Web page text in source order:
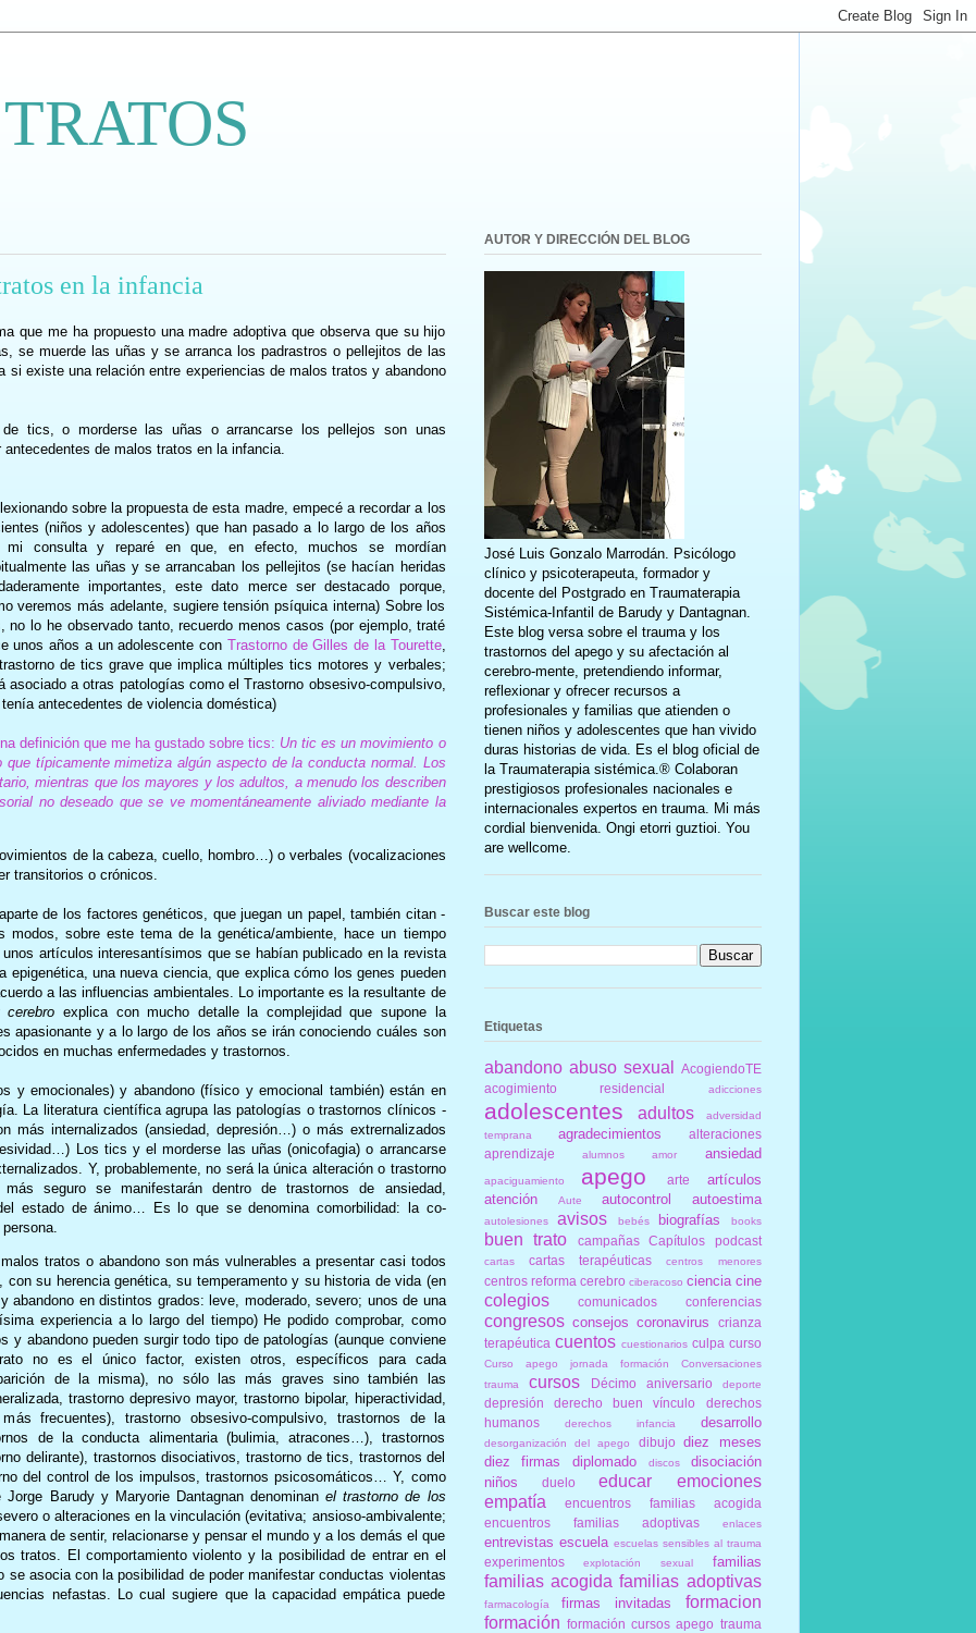
en la infancia
que me ha propuesto una madre adoptiva que observa que su hijo
se muerde las uñas y se arranca los padrastros o pellejitos de las
si existe una relación entre experiencias de malos tratos y abandono
tics, o morderse las uñas o arrancarse los pellejos son unas
de malos tratos en la infancia.
sobre la propuesta de esta madre, empecé a recordar a los
(niños y adolescentes) que han pasado a lo largo de los años
mi consulta y reparé en que, en efecto, muchos se mordían
las uñas y se arrancaban los pellejitos (se hacían heridas
importantes, este dato merce ser destacado porque,
veremos más adelante, sugiere tensión psíquica interna) Sobre los
no lo he observado tanto, recuerdo menos casos (por ejemplo, traté
unos años a un adolescente con Trastorno de Gilles de la Tourette,
de tics grave que implica múltiples tics motores y verbales;
asociado a otras patologías como el Trastorno obsesivo-compulsivo,
antecedentes de violencia doméstica)
definición que me ha gustado sobre tics: Un tic es un movimiento o
típicamente mimetiza algún aspecto de la conducta normal. Los
mientras que los mayores y los adultos, a menudo los describen
no deseado que se ve momentáneamente aliviado mediante la
de la cabeza, cuello, hombro…) o verbales (vocalizaciones
transitorios o crónicos.
de los factores genéticos, que juegan un papel, también citan -
modos, sobre este tema de la genética/ambiente, hace un tiempo
artículos interesantísimos que se habían publicado en la revista
epigenética, una nueva ciencia, que explica cómo los genes pueden
a las influencias ambientales. Lo importante es la resultante de
explica con mucho detalle la complejidad que supone la
apasionante y a lo largo de los años se irán conociendo cuáles son
en muchas enfermedades y trastornos.
y emocionales) y abandono (físico y emocional también) están en
La literatura científica agrupa las patologías o trastornos clínicos -
internalizados (ansiedad, depresión…) o más extrernalizados
Los tics y el morderse las uñas (onicofagia) o arrancarse
Y, probablemente, no será la única alteración o trastorno
seguro se manifestarán dentro de trastornos de ansiedad,
estado de ánimo… Es lo que se denomina comorbilidad: la co-
tratos o abandono son más vulnerables a presentar casi todos
con su herencia genética, su temperamento y su historia de vida (en
abandono en distintos grados: leve, moderado, severo; unos de una
experiencia a lo largo del tiempo) He podido comprobar, como
y abandono pueden surgir todo tipo de patologías (aunque conviene
no es el único factor, existen otros, específicos para cada
de la misma), no sólo las más graves sino también las
trastorno depresivo mayor, trastorno bipolar, hiperactividad,
frecuentes), trastorno obsesivo-compulsivo, trastornos de la
de la conducta alimentaria (bulimia, atracones…), trastornos
delirante), trastornos disociativos, trastorno de tics, trastornos del
del control de los impulsos, trastornos psicosomáticos… Y, como
Barudy y Maryorie Dantagnan denominanel trastorno de los
o alteraciones en la vinculación (evitativa; ansioso-ambivalente;
de sentir, relacionarse y pensar el mundo y a los demás el que
tratos. El comportamiento violento y la posibilidad de entrar en el
asocia con la posibilidad de poder manifestar conductas violentas
nefastas. Lo cual sugiere que la capacidad empática puede
AUTOR Y DIRECCIÓN DEL BLOG
José Luis Gonzalo Marrodán. Psicólogo
clínico y psicoterapeuta, formador y
docente del Postgrado en Traumaterapia
Sistémica-Infantil de Barudy y Dantagnan.
Este blog versa sobre el trauma y los
trastornos del apego y su afectación al
cerebro-mente, pretendiendo informar,
reflexionar y ofrecer recursos a
profesionales y familias que atienden o
tienen niños y adolescentes que han vivido
duras historias de vida. Es el blog oficial de
la Traumaterapia sistémica.® Colaboran
prestigiosos profesionales nacionales e
internacionales expertos en trauma. Mi más
cordial bienvenida. Ongi etorri guztioi. You
are wellcome.
Buscar este blog
Etiquetas
abandono abuso sexual
AcogiendoTE
acogimiento residencial
adicciones
adolescentes adultos
adversidad
temprana
agradecimientos
alteraciones
aprendizaje
alumnos amor ansiedad
apaciguamiento apego arte
artículos
atención
Aute autocontrol autoestima
autolesiones avisos bebés biografías books
buen trato campañas Capítulos podcast
cartas cartas terapéuticas centros menores
centros reforma cerebro ciberacoso ciencia cine
colegios comunicados conferencias
congresos consejos coronavirus
crianza
terapéutica cuentos cuestionarios culpa curso
Curso apego jornada formación Conversaciones
trauma
cursos Décimo aniversario deporte
depresión derecho buen vínculo
derechos
humanos
derechos infancia desarrollo
desorganización del apego dibujo diez meses
diez firmas
diplomado discos
disociación
niños
duelo educar
emociones
empatía
encuentros familias acogida
encuentros familias adoptivas
enlaces
entrevistas escuela escuelas sensibles al trauma
experimentos explotación sexual familias
familias acogida familias adoptivas
farmacología firmas invitadas
formacion
formación formación cursos apego trauma